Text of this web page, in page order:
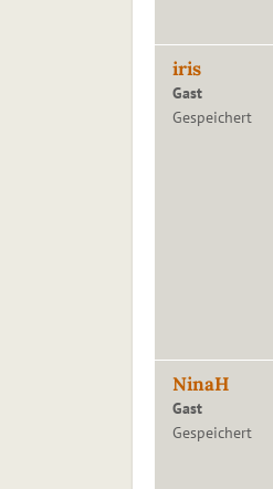
iris
Gast
Gespeichert
NinaH
Gast
Gespeichert